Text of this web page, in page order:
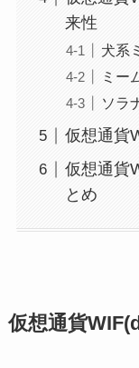
来性
犬系
ミー
ソラ
仮想通貨
仮想通貨
とめ
仮想通貨